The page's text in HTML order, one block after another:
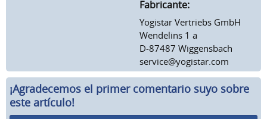
Fabricante:
Yogistar Vertriebs GmbH
Wendelins 1 a
D-87487 Wiggensbach
service@yogistar.com
¡Agradecemos el primer comentario suyo sobre
este artículo!